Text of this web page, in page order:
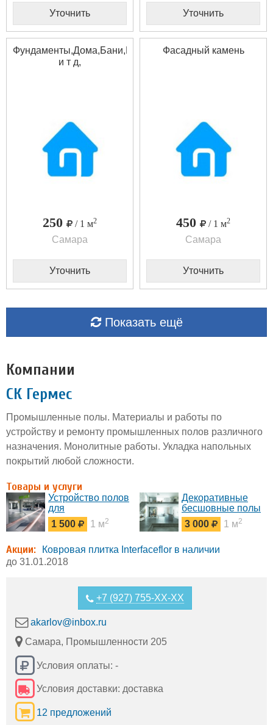
Уточнить Уточнить
и т д,
250 / 1 м2
Самара
Уточнить
Фасадный камень
450 / 1 м2
Самара
Уточнить
Показать ещё
Компании
CК Гермес
Промышленные полы. Материалы и работы по
устройству и ремонту промышленных полов различного
назначения. Монолитные работы. Укладка напольных
покрытий любой сложности.
Товары и услуги
Устройство полов
для
автомобильных
паркингов,
1 500 1 м2
Декоративные
бесшовные полы
Ultratop Loft
3 000 1 м2
Акции:
Ковровая плитка Interfaceflor в наличии
до 31.01.2018
+7 (927) 755-XX-XX
akarlov@inbox.ru
Самара, Промышленности 205
Условия оплаты: -
Условия доставки: доставка
12 предложений